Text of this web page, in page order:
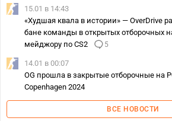
15.01 в 14:43
«Худшая квала в истории» — OverDrive
бане команды в открытых отборочных
мейджору по CS2
5
14.01 в 00:07
OG прошла в закрытые отборочные на
Copenhagen 2024
ВСЕ НОВОСТИ